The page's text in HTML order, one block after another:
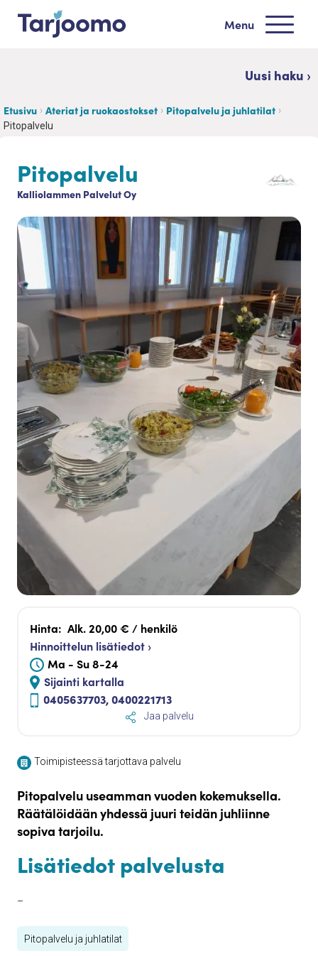
Siirry sisältöön
Menu
Uusi haku ›
Etusivu Ateriat ja ruokaostokset Pitopalvelu ja juhlatilat
Pitopalvelu
Pitopalvelu
Kalliolammen Palvelut Oy
Hinta: Alk. 20,00 € / henkilö
Hinnoittelun lisätiedot ›
Ma - Su 8-24
Sijainti kartalla
0405637703, 0400221713
Jaa palvelu
Toimipisteessä tarjottava palvelu
Pitopalvelu useamman vuoden kokemuksella.
Räätälöidään yhdessä juuri teidän juhliinne
sopiva tarjoilu.
Lisätiedot palvelusta
–
Pitopalvelu ja juhlatilat